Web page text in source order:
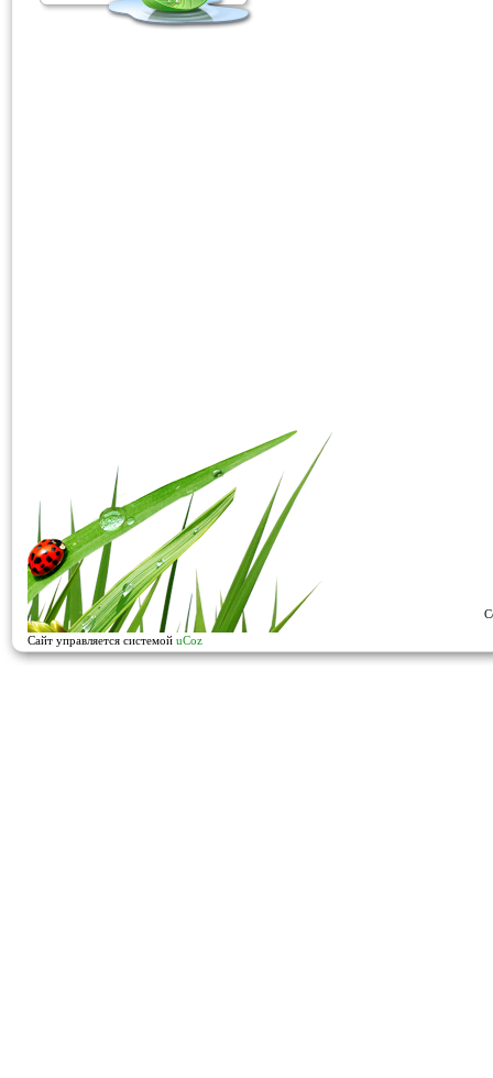
Сайт управляется системой uCoz